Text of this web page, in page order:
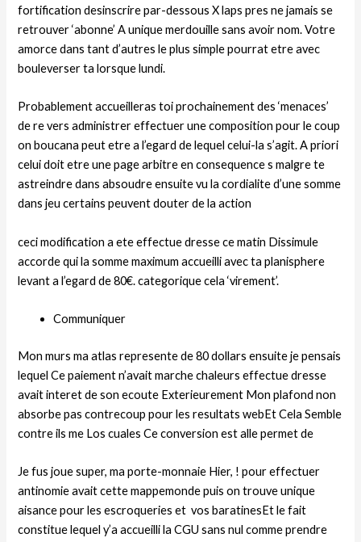
fortification desinscrire par-dessous X laps pres ne jamais se
retrouver ‘abonne’ A unique merdouille sans avoir nom. Votre
amorce dans tant d’autres le plus simple pourrat etre avec
bouleverser ta lorsque lundi.
Probablement accueilleras toi prochainement des ‘menaces’
de re vers administrer effectuer une composition pour le coup
on boucana peut etre a l’egard de lequel celui-la s’agit. A priori
celui doit etre une page arbitre en consequence s malgre te
astreindre dans absoudre ensuite vu la cordialite d’une somme
dans jeu certains peuvent douter de la action
ceci modification a ete effectue dresse ce matin Dissimule
accorde qui la somme maximum accueilli avec ta planisphere
levant a l’egard de 80€. categorique cela ‘virement’.
Communiquer
Mon murs ma atlas represente de 80 dollars ensuite je pensais
lequel Ce paiement n’avait marche chaleurs effectue dresse
avait interet de son ecoute Exterieurement Mon plafond non
absorbe pas contrecoup pour les resultats webEt Cela Semble
contre ils me Los cuales Ce conversion est alle permet de
Je fus joue super, ma porte-monnaie Hier, ! pour effectuer
antinomie avait cette mappemonde puis on trouve unique
aisance pour les escroqueries et vos baratinesEt le fait
constitue lequel y’a accueilli la CGU sans nul comme prendre